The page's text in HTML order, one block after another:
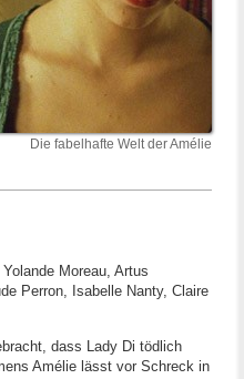
Die fabelhafte Welt der Amélie
Moreau, Artus
Perron, Isabelle Nanty, Claire
dass Lady Di tödlich
Amélie lässt vor Schreck in